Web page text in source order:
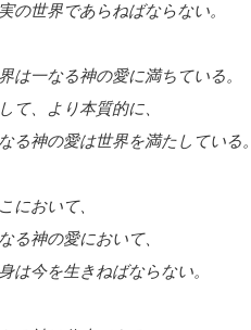
の世界であらねばならない。
は一なる神の愛に満ちている。
て、より本質的に、
る神の愛は世界を満たしている。
において、
る神の愛において、
は今を生きねばならない。